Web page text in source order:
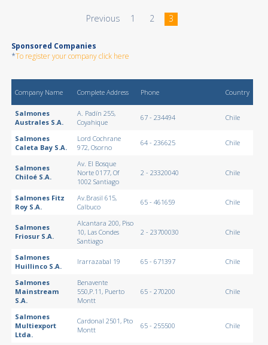
Previous 1 2 3
Sponsored Companies
*To register your company click here
Company Name Complete Address Phone Country
Salmones
Australes S.A.
A. Padín 255,
Coyahique
67 - 234494 Chile
Salmones
Caleta Bay S.A.
Lord Cochrane
972, Osorno
64 - 236625 Chile
Salmones
Chiloé S.A.
Av. El Bosque
Norte 0177, Of
1002 Santiago
2 - 23320040 Chile
Salmones Fitz
Roy S.A.
Av.Brasil 615,
Calbuco
65 - 461659 Chile
Salmones
Friosur S.A.
Alcantara 200, Piso
10, Las Condes
Santiago
2 - 23700030 Chile
Salmones
Huillinco S.A.
Irarrazabal 19 65 - 671397 Chile
Salmones
Mainstream
S.A.
Benavente
550,P.11, Puerto
Montt
65 - 270200 Chile
Salmones
Multiexport
Ltda.
Cardonal 2501, Pto
Montt
65 - 255500 Chile